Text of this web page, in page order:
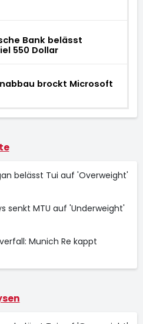
Bank belässt
550 Dollar
brockt Microsoft
belässt Tui auf 'Overweight'
senkt MTU auf 'Underweight'
Munich Re kappt